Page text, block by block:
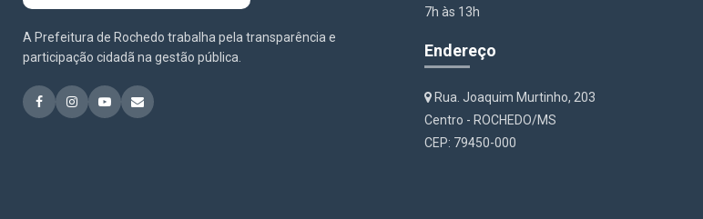
A Prefeitura de Rochedo trabalha pela transparência e
participação cidadã na gestão pública.
7h às 13h
Endereço
Rua. Joaquim Murtinho, 203
Centro - ROCHEDO/MS
CEP: 79450-000